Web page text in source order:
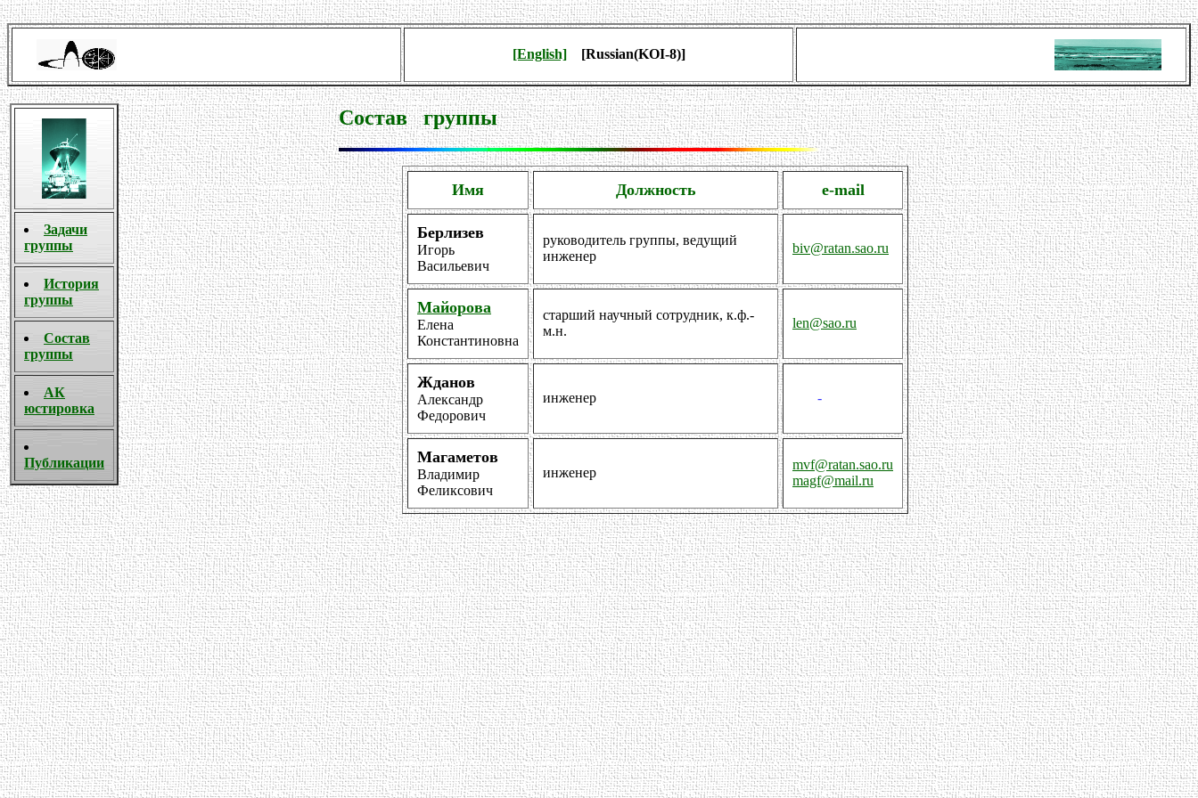
[English][Russian(KOI-8)]
Задачи
группы
История
группы
Cостав
группы
АК
юстировка
Публикации
Состав группы
Имя Должность e-mail
Берлизев
Игорь
Васильевич
руководитель группы, ведущий
инженер
biv@ratan.sao.ru
Майорова
Елена
Константиновна
старший научный сотрудник, к.ф.-
м.н.
len@sao.ru
Жданов
Александр
Федорович
инженер -
Магаметов
Владимир
Феликсович
инженер
mvf@ratan.sao.ru
magf@mail.ru